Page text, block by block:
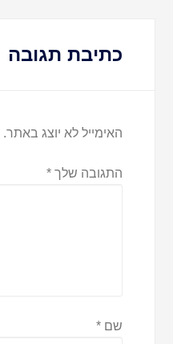
כתיבת תגובה
האימייל לא יוצג באתר.
התגובה שלך*
שם*